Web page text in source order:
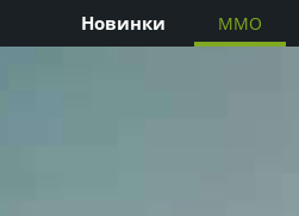
Новинки MMO